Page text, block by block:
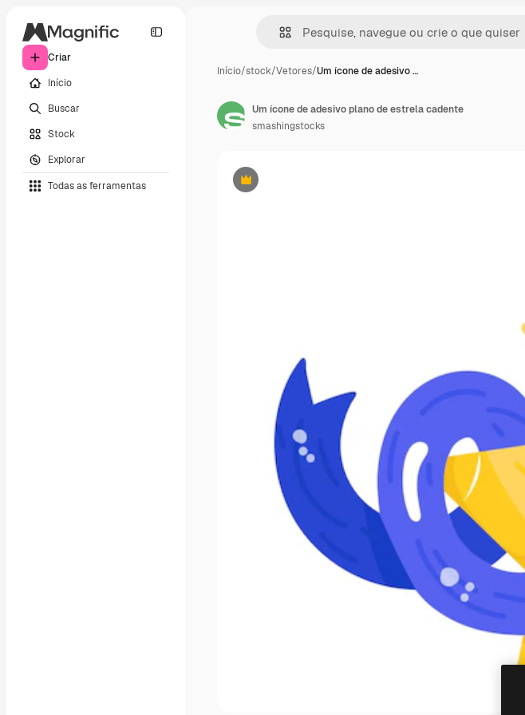
Criar
Início
Buscar
Stock
Explorar
Todas as ferramentas
Início/stock/Vetores/Um ícone de adesivo …
Premium
Um ícone de adesivo plano de estrela cadente
smashingstocks